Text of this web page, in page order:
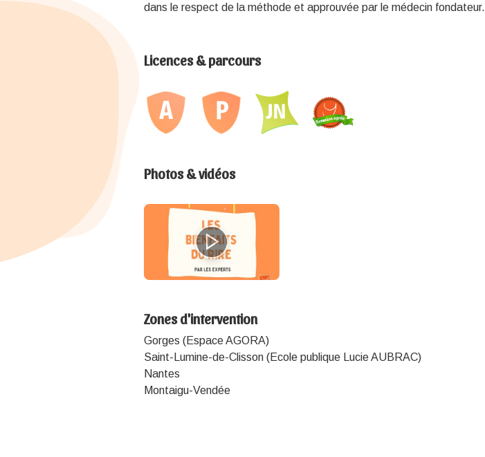
dans le respect de la méthode et approuvée par le médecin fondateur.
Licences & parcours
Photos & vidéos
Zones d'intervention
Gorges (Espace AGORA)
Saint-Lumine-de-Clisson (Ecole publique Lucie AUBRAC)
Nantes
Montaigu-Vendée